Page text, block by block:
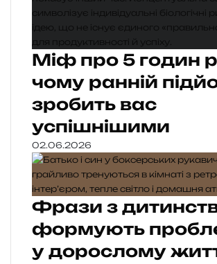
Міф про 5 годин
чому ранній
зробить вас
успішнішими
02.06.2026
Фрази з
формують
у дорослому